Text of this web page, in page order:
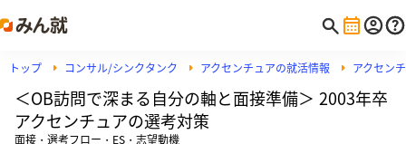
トップ コンサル/シンクタンク アクセンチュアの就活情報 アクセン
＜OB訪問で深まる自分の軸と面接準備＞ 2003年卒
アクセンチュアの選考対策
面接・選考フロー・ES・志望動機